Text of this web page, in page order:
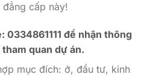
đẳng cấp này!
0334861111 để nhận thông
quan dự án.
mục đích: ở, đầu tư, kinh